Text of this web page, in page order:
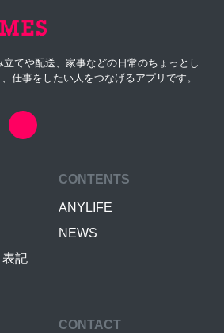
てや配送、家事などの日常のちょっとし
仕事をしたい人をつなげるアプリです。
記
CONTENTS
ANYLIFE
NEWS
CONTACT